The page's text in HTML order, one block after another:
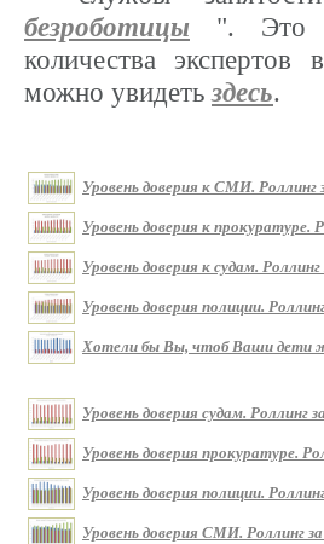
безроботицы ". Это
количества
можно увидетьздесь.
Уровень доверия к СМИ. Роллинг
Уровень доверия к прокуратуре.
Уровень доверия к судам.
Уровень доверия полиции.
Хотели бы Вы, чтоб Ваши дети
Уровень доверия судам. Роллинг
Уровень доверия прокуратуре.
Уровень доверия полиции.
Уровень доверия СМИ. Роллинг